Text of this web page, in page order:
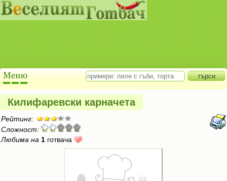
Килифаревски карначета
Рейтинг:
Сложност:
Любима на 1 готвача